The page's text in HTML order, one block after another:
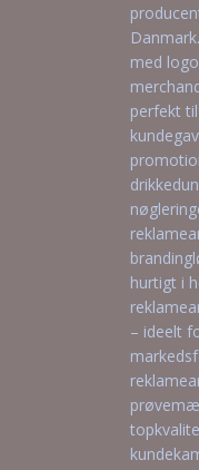
med
perfekt
hurtigt i
– ideelt